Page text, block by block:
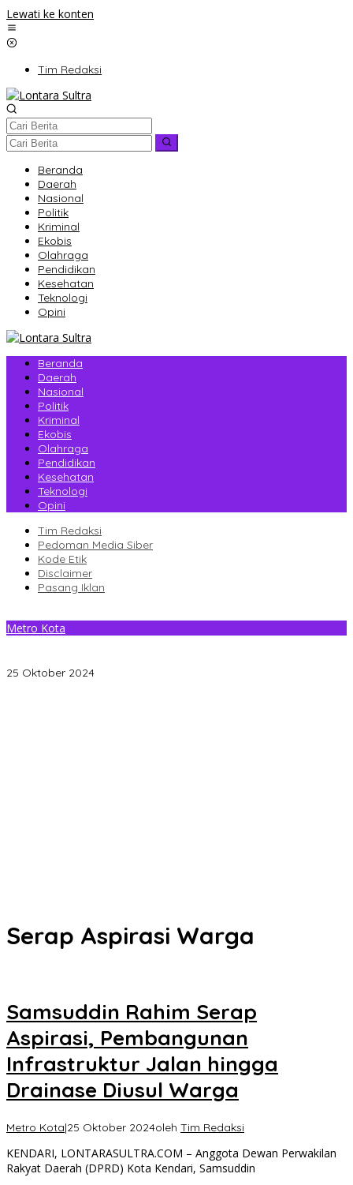
Lewati ke konten
Tim Redaksi
Beranda
Daerah
Nasional
Politik
Kriminal
Ekobis
Olahraga
Pendidikan
Kesehatan
Teknologi
Opini
Beranda
Daerah
Nasional
Politik
Kriminal
Ekobis
Olahraga
Pendidikan
Kesehatan
Teknologi
Opini
Tim Redaksi
Pedoman Media Siber
Kode Etik
Disclaimer
Pasang Iklan
Metro Kota
25 Oktober 2024
Serap Aspirasi Warga
Samsuddin Rahim Serap
Aspirasi, Pembangunan
Infrastruktur Jalan hingga
Drainase Diusul Warga
Metro Kota|25 Oktober 2024oleh Tim Redaksi
KENDARI, LONTARASULTRA.COM – Anggota Dewan Perwakilan
Rakyat Daerah (DPRD) Kota Kendari, Samsuddin